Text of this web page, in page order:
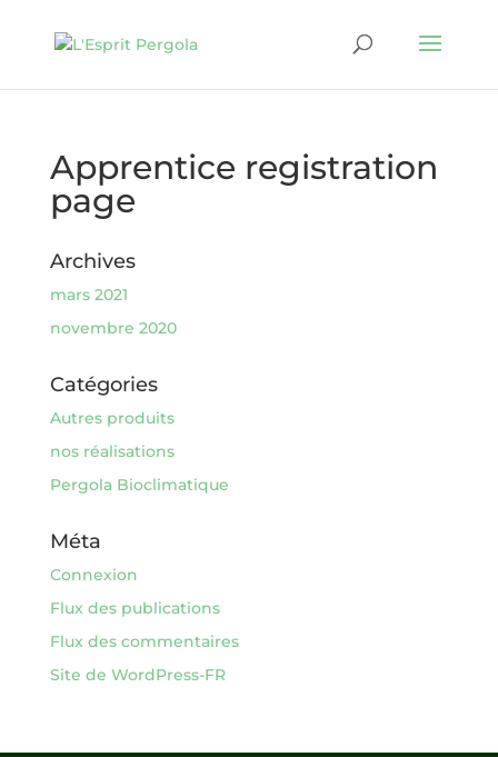
Apprentice registration
page
Archives
mars 2021
novembre 2020
Catégories
Autres produits
nos réalisations
Pergola Bioclimatique
Méta
Connexion
Flux des publications
Flux des commentaires
Site de WordPress-FR